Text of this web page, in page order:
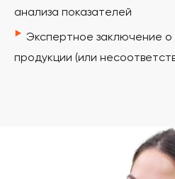
анализа показателей
‣ Экспертное заключение о
продукции (или
данных